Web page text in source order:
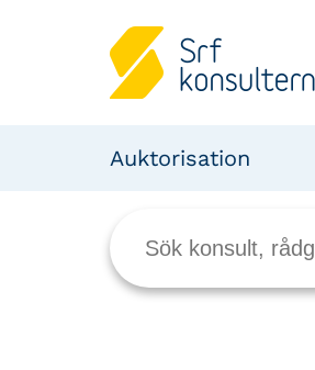
Auktorisation